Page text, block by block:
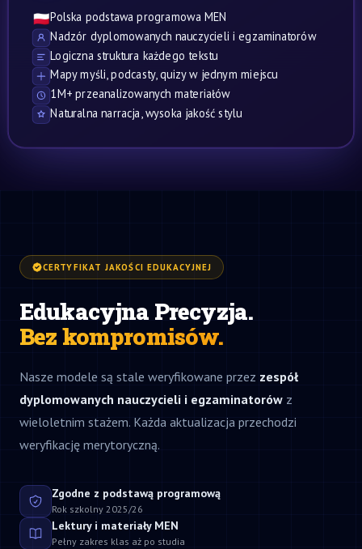
🇵🇱Polska podstawa programowa MEN
Nadzór dyplomowanych nauczycieli i egzaminatorów
Logiczna struktura każdego tekstu
Mapy myśli, podcasty, quizy w jednym miejscu
1M+ przeanalizowanych materiałów
Naturalna narracja, wysoka jakość stylu
CERTYFIKAT JAKOŚCI EDUKACYJNEJ
Edukacyjna Precyzja.
Bez kompromisów.
Nasze modele są stale weryfikowane przez zespół
dyplomowanych nauczycieli i egzaminatorów z
wieloletnim stażem. Każda aktualizacja przechodzi
weryfikację merytoryczną.
Zgodne z podstawą programową
Rok szkolny 2025/26
Lektury i materiały MEN
Pełny zakres klas aż po studia